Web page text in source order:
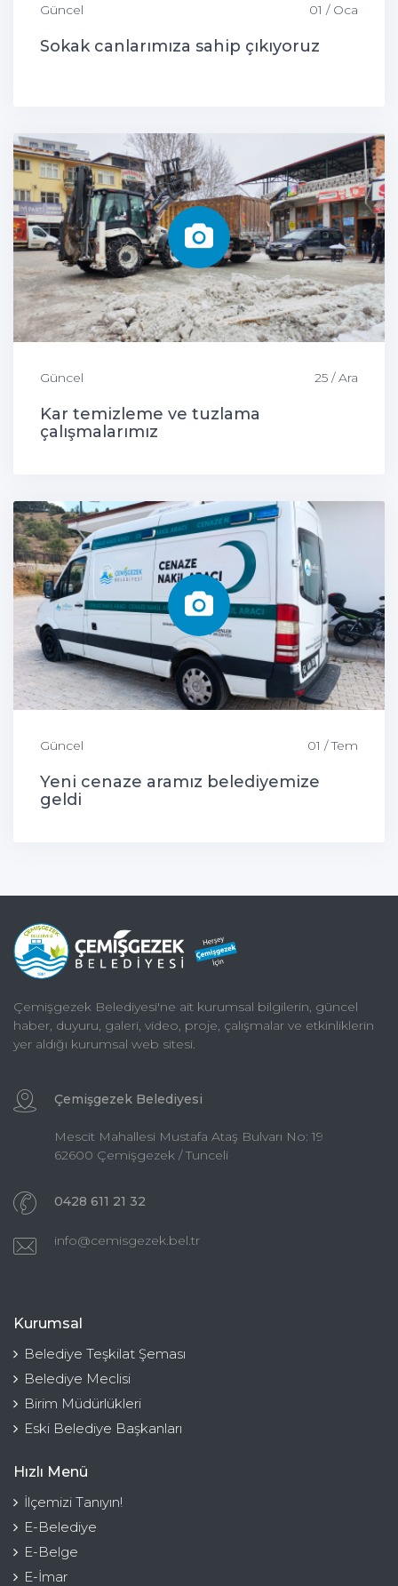
Güncel 01 / Oca
Sokak canlarımıza sahip çıkıyoruz
Güncel 25 / Ara
Kar temizleme ve tuzlama
çalışmalarımız
Güncel 01 / Tem
Yeni cenaze aramız belediyemize
geldi
Çemişgezek Belediyesi'ne ait kurumsal bilgilerin, güncel
haber, duyuru, galeri, video, proje, çalışmalar ve etkinliklerin
yer aldığı kurumsal web sitesi.
Çemişgezek Belediyesi
Mescit Mahallesi Mustafa Ataş Bulvarı No: 19
62600 Çemişgezek / Tunceli
0428 611 21 32
info@cemisgezek.bel.tr
Kurumsal
Belediye Teşkilat Şeması
Belediye Meclisi
Birim Müdürlükleri
Eski Belediye Başkanları
Hızlı Menü
İlçemizi Tanıyın!
E-Belediye
E-Belge
E-İmar